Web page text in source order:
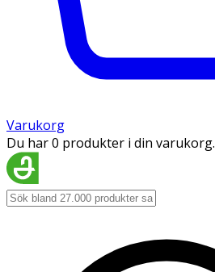
Varukorg
Du har 0 produkter i din varukorg.